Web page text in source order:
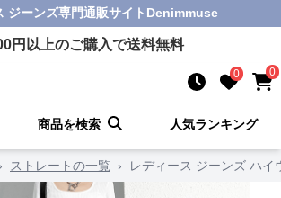
ジーンズ専門通販サイト Denimmuse
円以上のご購入で送料無料
0 0
商品を検索 人気ランキング
› ストレートの一覧 › レディース ジーンズ ハ